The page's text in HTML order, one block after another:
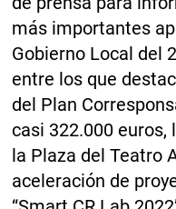
más importantes
Gobierno Local del
entre los que
del Plan
casi 322.000
la Plaza del Teatro
aceleración de